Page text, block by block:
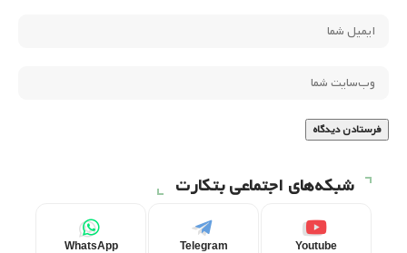
شبکه‌های اجتماعی بتکارت
Youtube
Telegram
WhatsApp